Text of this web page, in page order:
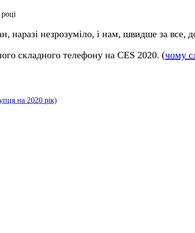
наразі незрозуміло, і нам, швидше за все,
складного телефону на CES 2020. (чому
на 2020 рік)